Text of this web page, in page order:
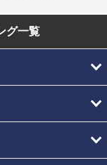
グ一覧